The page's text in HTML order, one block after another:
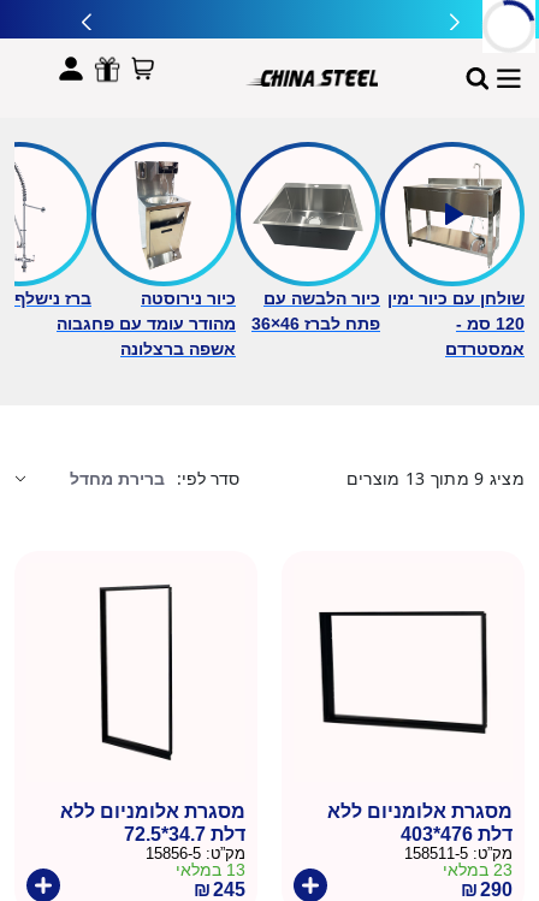
לתוכן
שולחן עם כיור ימין
120 סמ -
אמסטרדם
כיור הלבשה עם
פתח לברז 46×36
כיור נירוסטה
מהודר עומד עם פח
אשפה ברצלונה
ברז נישלף
גבוה
מציג 9מתוך 13מוצרים סדר לפי:
מסגרת אלומניום ללא
דלת 476*403
מק”ט: 158511-5
23 במלאי
₪290
מסגרת אלומניום ללא
דלת 34.7*72.5
מק”ט: 15856-5
13 במלאי
₪245